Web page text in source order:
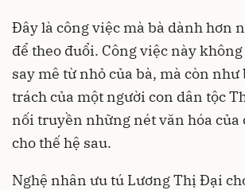
Đây là công việc mà bà dành hơn
để theo đuổi. Công việc này
say mê từ nhỏ của bà, mà còn
trách của một người con dân tộc
nối truyền những nét văn hóa của
cho thế hệ sau.
Nghệ nhân ưu tú Lương Thị Đại